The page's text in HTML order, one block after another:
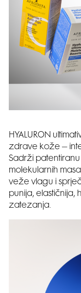
HYALURON
zdrave kože –
Sadrži patentiranu
molekularnih
veže vlagu i
punija,
zatezanja.